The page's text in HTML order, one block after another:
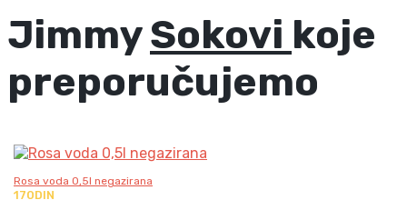
JimmySokovi koje
preporučujemo
Rosa voda 0,5l negazirana
170DIN